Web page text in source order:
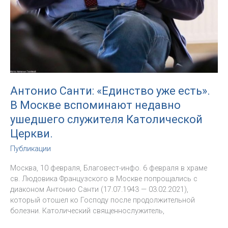
Антонио Санти: «Единство уже есть».
В Москве вспоминают недавно
ушедшего служителя Католической
Церкви.
Публикации
Москва, 10 февраля, Благовест-инфо. 6 февраля в храме
св. Людовика Французского в Москве попрощались с
диаконом Антонио Санти (17.07.1943 — 03.02.2021),
который отошел ко Господу после продолжительной
болезни. Католический священнослужитель,